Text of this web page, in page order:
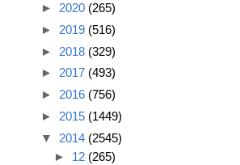
► 2020 (265)
► 2019 (516)
► 2018 (329)
► 2017 (493)
► 2016 (756)
► 2015 (1449)
▼ 2014 (2545)
► 12 (265)